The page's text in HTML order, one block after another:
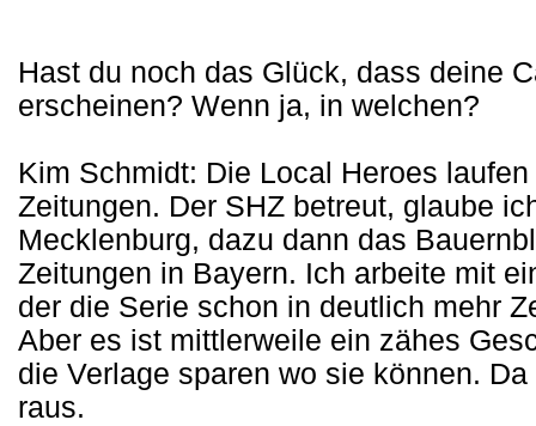
Hast du noch das Glück, dass deine
erscheinen? Wenn ja, in welchen?
Kim Schmidt: Die Local Heroes
Zeitungen. Der SHZ betreut, glaube
Mecklenburg, dazu dann das
Zeitungen in Bayern. Ich arbeite mit
der die Serie schon in deutlich mehr
Aber es ist mittlerweile ein zähes
die Verlage sparen wo sie können.
raus.